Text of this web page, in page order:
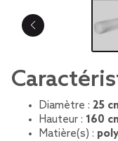
Diamètre : 25
Hauteur : 160
Matière(s) :